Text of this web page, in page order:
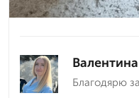
Благодярю